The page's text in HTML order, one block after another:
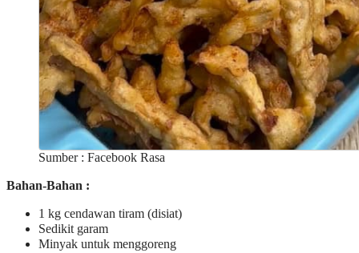
Sumber : Facebook Rasa
Bahan-Bahan :
1 kg cendawan tiram (disiat)
Sedikit garam
Minyak untuk menggoreng